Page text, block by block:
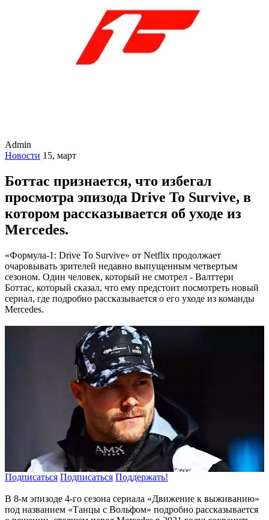
Admin
Новости 15, март
Боттас признается, что избегал
просмотра эпизода Drive To Survive, в
котором рассказывается об уходе из
Mercedes.
«Формула-1: Drive To Survive» от Netflix продолжает
очаровывать зрителей недавно выпущенным четвертым
сезоном. Один человек, который не смотрел - Валттери
Боттас, который сказал, что ему предстоит посмотреть новый
сериал, где подробно рассказывается о его уходе из команды
Mercedes.
Подписаться Подписаться Поддержать!
В 8-м эпизоде 4-го сезона сериала «Движение к выживанию»
под названием «Танцы с Вольфом» подробно рассказывается